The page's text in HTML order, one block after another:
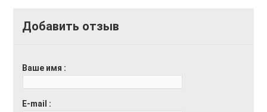
Добавить отзыв
Ваше имя
E-mail